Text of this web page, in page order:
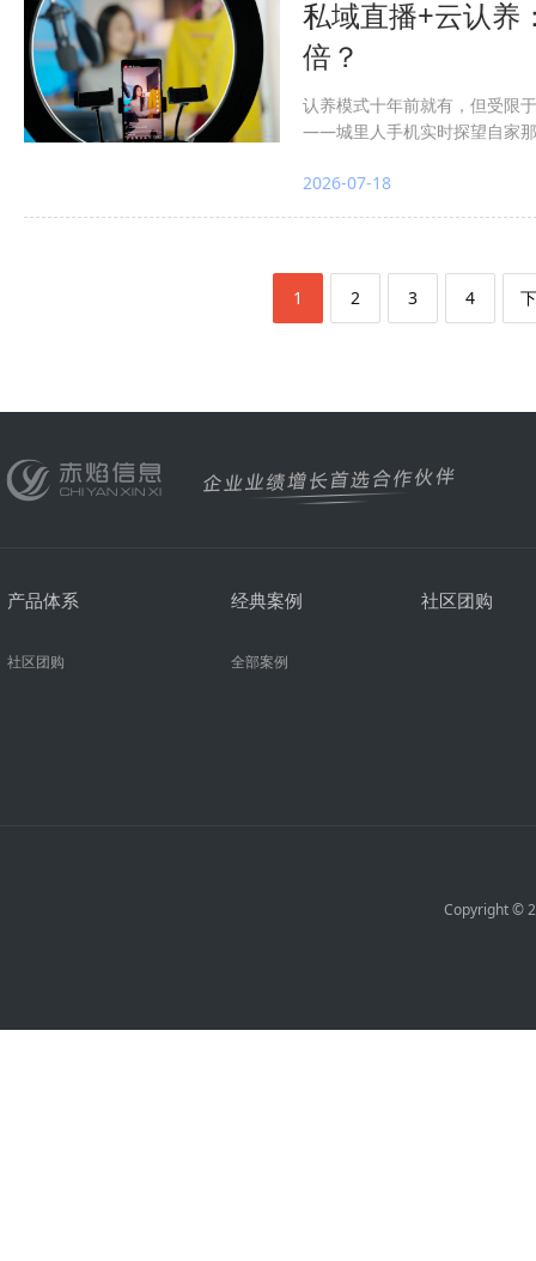
私域直播+云认养
倍？
认养模式十年前就有，但受限
——城里人手机实时探望自家
配送→餐桌，渠道利润回吐农
朵照片/管护人手写）"，情感
序"跑通首场，验证承载力后
2026-07-18
1 2 3 4
产品体系
社区团购
经典案例
全部案例
社区团购
Copyright ©